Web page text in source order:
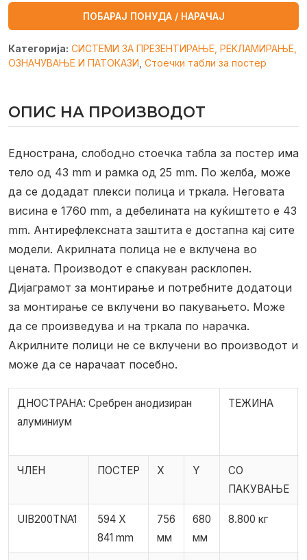
ПОБАРАЈ ПОНУДА / НАРАЧАЈ
Категорија: СИСТЕМИ ЗА ПРЕЗЕНТИРАЊЕ, РЕКЛАМИРАЊЕ,
ОЗНАЧУВАЊЕ И ПАТОКАЗИ Стоечки табли за постер
ОПИС НА ПРОИЗВОДОТ
Еднострана, слободно стоечка табла за постер има
тело од 43 mm и рамка од 25 mm. По желба, може
да се додадат плекси полица и тркала. Неговата
висина е 1760 mm, а дебелината на куќиштето е 43
mm. Антирефлексната заштита е достапна кај сите
модели. Акрилната полица не е вклучена во
цената. Производот е спакуван расклопен.
Дијаграмот за монтирање и потребните додатоци
за монтирање се вклучени во пакувањето. Може
да се произведува и на тркала по нарачка.
Акрилните полици не се вклучени во производот и
може да се нарачаат посебно.
ДНОСТРАНА: Сребрен анодизиран
алуминиум
ТЕЖИНА
ЧЛЕН ПОСТЕР X Y
СО
ПАКУВАЊЕ
UIB200TNA1
594 X
841 mm
756
мм
680
мм
8.800 кг